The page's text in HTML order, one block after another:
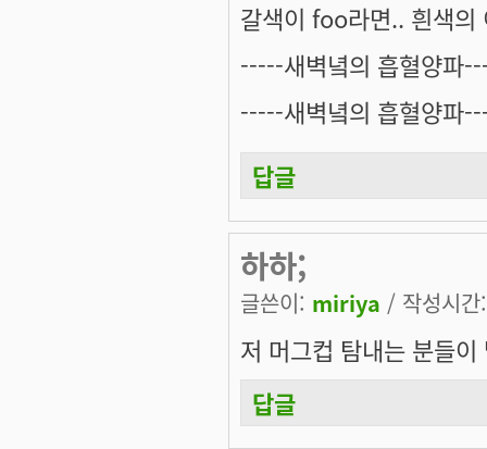
갈색이 foo라면.. 흰색
-----새벽녘의 흡혈양파
-----새벽녘의 흡혈양파
답글
하하;
글쓴이: miriya / 작성시
저 머그컵 탐내는 분들
답글